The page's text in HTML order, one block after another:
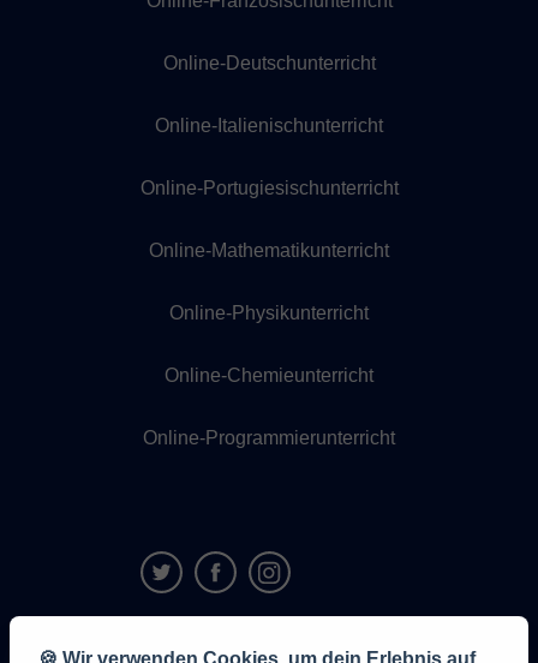
Online-Deutschunterricht
Online-Italienischunterricht
Online-Portugiesischunterricht
Online-Mathematikunterricht
Online-Physikunterricht
Online-Chemieunterricht
Online-Programmierunterricht
9,6/10
🍪 Wir verwenden Cookies, um dein Erlebnis auf